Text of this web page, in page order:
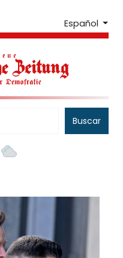
Español
Buscar